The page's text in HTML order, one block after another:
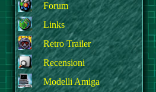
Forum
Links
Retro Trailer
Recensioni
Modelli Amiga